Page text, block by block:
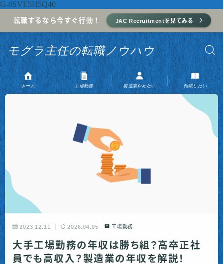
G-0SVE5H5Q40
転職するなら今すぐ行動！ JAC Recruitmentを見てみる
モグラ主任の転職ノウハウ
ホーム 工場勤務 製造業やめたい 転職したい
2023.12.11 2026.04.05 工場勤務
大手工場勤務の年収は勝ち組？高卒正社
員でも高収入？製造業の年収を解説！